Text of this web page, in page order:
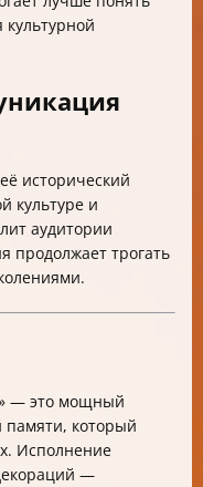
исторический
культуре и
аудитории
продолжает трогать
— это мощный
памяти, который
Исполнение
—